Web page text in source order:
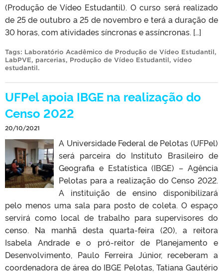
(Produção de Vídeo Estudantil). O curso será realizado
de 25 de outubro a 25 de novembro e terá a duração de
30 horas, com atividades síncronas e assíncronas. […]
Tags: Laboratório Acadêmico de Produção de Vídeo Estudantil,
LabPVE, parcerias, Produção de Vídeo Estudantil, vídeo
estudantil.
UFPel apoia IBGE na realização do
Censo 2022
20/10/2021
A Universidade Federal de Pelotas (UFPel)
será parceira do Instituto Brasileiro de
Geografia e Estatística (IBGE) – Agência
Pelotas para a realização do Censo 2022.
A instituição de ensino disponibilizará
pelo menos uma sala para posto de coleta. O espaço
servirá como local de trabalho para supervisores do
censo. Na manhã desta quarta-feira (20), a reitora
Isabela Andrade e o pró-reitor de Planejamento e
Desenvolvimento, Paulo Ferreira Júnior, receberam a
coordenadora de área do IBGE Pelotas, Tatiana Gautério